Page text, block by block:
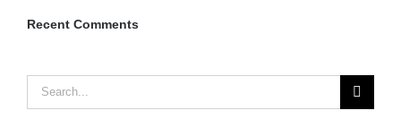
Recent Comments
Search
for: